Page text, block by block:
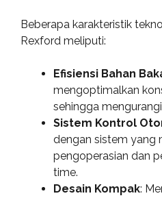
Beberapa karakteristik
Rexford meliputi:
Efisiensi Bahan
mengoptimalkan
sehingga
Sistem Kontrol
dengan sistem yang
pengoperasian dan
time.
Desain Kompak: